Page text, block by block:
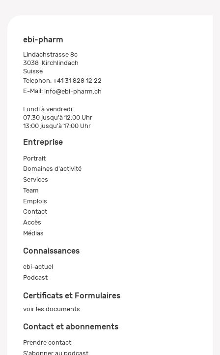
ebi-pharm
Lindachstrasse 8c
3038 Kirchlindach
Suisse
Telephon: +41 31 828 12 22
E-Mail: info@ebi-pharm.ch
Lundi à vendredi
07:30 jusqu'à 12:00 Uhr
13:00 jusqu'à 17:00 Uhr
Entreprise
Portrait
Domaines d'activité
Services
Team
Emplois
Contact
Accès
Médias
Connaissances
ebi-actuel
Podcast
Certificats et Formulaires
voir les documents
Contact et abonnements
Prendre contact
S'abonner au podcast